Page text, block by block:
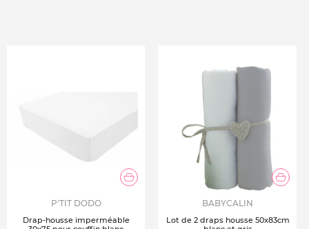
P'TIT DODO
Drap-housse imperméable
BABYCALIN
Lot de 2 draps housse 50x83cm